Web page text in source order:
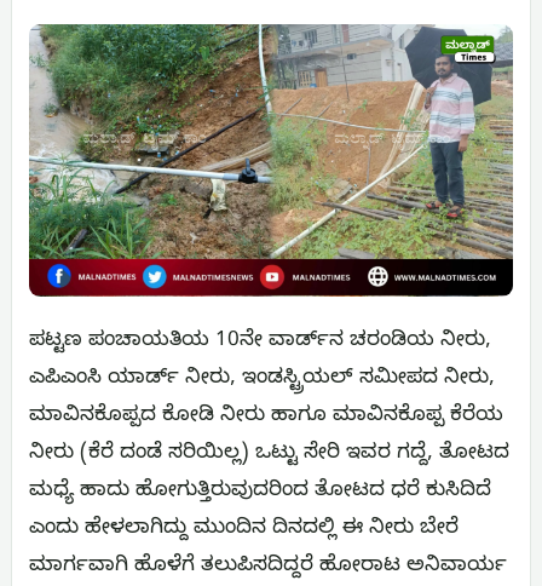
ಪಟ್ಟಣ ಪಂಚಾಯತಿಯ 10ನೇ ವಾರ್ಡ್‌ನ ಚರಂಡಿಯ ನೀರು,
ಎಪಿಎಂಸಿ ಯಾರ್ಡ್ ನೀರು, ಇಂಡಸ್ಟ್ರಿಯಲ್ ಸಮೀಪದ ನೀರು,
ಮಾವಿನಕೊಪ್ಪದ ಕೋಡಿ ನೀರು ಹಾಗೂ ಮಾವಿನಕೊಪ್ಪ ಕೆರೆಯ
ನೀರು (ಕೆರೆ ದಂಡೆ ಸರಿಯಿಲ್ಲ) ಒಟ್ಟು ಸೇರಿ ಇವರ ಗದ್ದೆ, ತೋಟದ
ಮಧ್ಯೆ ಹಾದು ಹೋಗುತ್ತಿರುವುದರಿಂದ ತೋಟದ ಧರೆ ಕುಸಿದಿದೆ
ಎಂದು ಹೇಳಲಾಗಿದ್ದು ಮುಂದಿನ ದಿನದಲ್ಲಿ ಈ ನೀರು ಬೇರೆ
ಮಾರ್ಗವಾಗಿ ಹೊಳೆಗೆ ತಲುಪಿಸದಿದ್ದರೆ ಹೋರಾಟ ಅನಿವಾರ್ಯ